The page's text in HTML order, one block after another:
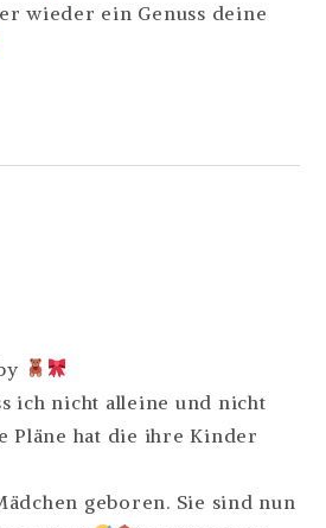
wieder ein Genuss deine
ich nicht alleine und nicht
Pläne hat die ihre Kinder
geboren. Sie sind nun